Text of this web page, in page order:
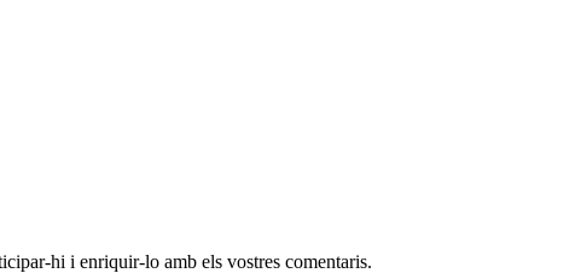
hi i enriquir-lo amb els vostres comentaris.